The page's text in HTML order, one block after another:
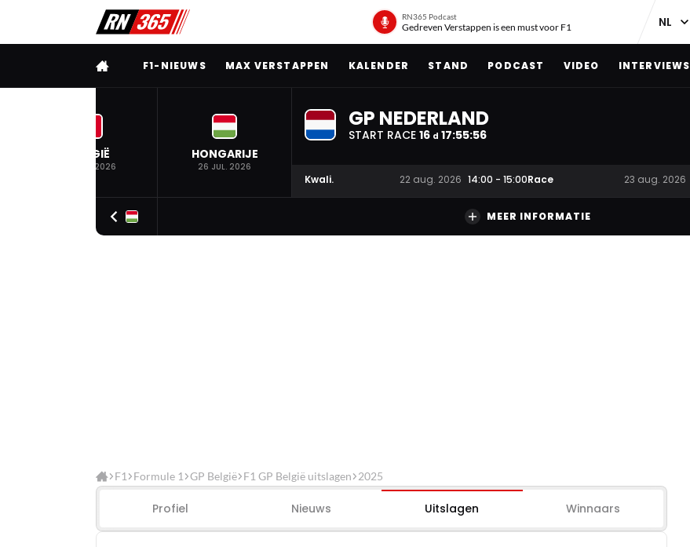
RN365 Podcast
Gedreven Verstappen is een must voor F1
VOLLEDIG MENU
F1-NIEUWS MAX VERSTAPPEN KALENDER STAND PODCAST VIDEO INTERVIEWS
BELGIË
19 JUL. 2026
HONGARIJE
26 JUL. 2026
GP NEDERLAND
START RACE 16 d 17:55:56
Kwali. 22 aug. 2026 14:00 - 15:00Race 23 aug. 2026
MEER INFORMATIE
F1 Formule 1 GP België F1 GP België uitslagen 2025
Profiel Nieuws Uitslagen Winnaars